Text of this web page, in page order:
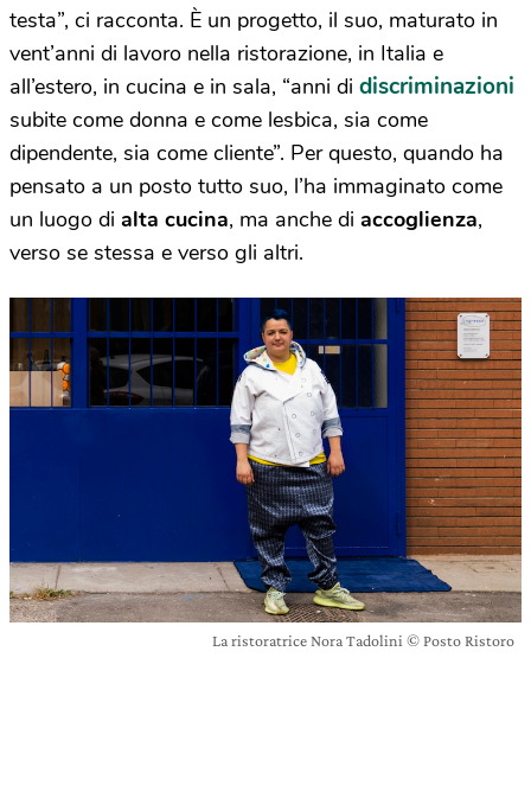
testa”, ci racconta. È un progetto, il suo, maturato in
vent’anni di lavoro nella ristorazione, in Italia e
all’estero, in cucina e in sala, “anni di discriminazioni
subite come donna e come lesbica, sia come
dipendente, sia come cliente”. Per questo, quando ha
pensato a un posto tutto suo, l’ha immaginato come
un luogo di alta cucina, ma anche di accoglienza,
verso se stessa e verso gli altri.
La ristoratrice Nora Tadolini © Posto Ristoro